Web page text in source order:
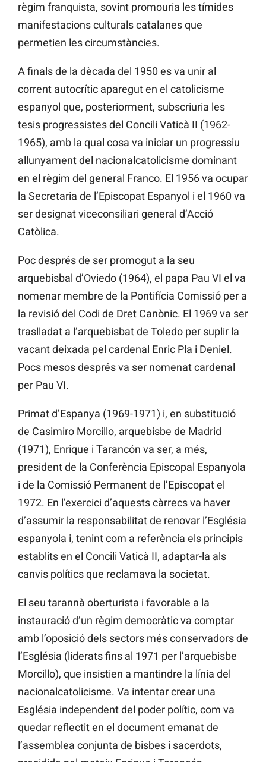
règim franquista, sovint promouria les tímides
manifestacions culturals catalanes que
permetien les circumstàncies.
A finals de la dècada del 1950 es va unir al
corrent autocrític aparegut en el catolicisme
espanyol que, posteriorment, subscriuria les
tesis progressistes del Concili Vaticà II (1962-
1965), amb la qual cosa va iniciar un progressiu
allunyament del nacionalcatolicisme dominant
en el règim del general Franco. El 1956 va ocupar
la Secretaria de l’Episcopat Espanyol i el 1960 va
ser designat viceconsiliari general d’Acció
Catòlica.
Poc després de ser promogut a la seu
arquebisbal d’Oviedo (1964), el papa Pau VI el va
nomenar membre de la Pontifícia Comissió per a
la revisió del Codi de Dret Canònic. El 1969 va ser
traslladat a l’arquebisbat de Toledo per suplir la
vacant deixada pel cardenal Enric Pla i Deniel.
Pocs mesos després va ser nomenat cardenal
per Pau VI.
Primat d’Espanya (1969-1971) i, en substitució
de Casimiro Morcillo, arquebisbe de Madrid
(1971), Enrique i Tarancón va ser, a més,
president de la Conferència Episcopal Espanyola
i de la Comissió Permanent de l’Episcopat el
1972. En l’exercici d’aquests càrrecs va haver
d’assumir la responsabilitat de renovar l’Església
espanyola i, tenint com a referència els principis
establits en el Concili Vaticà II, adaptar-la als
canvis polítics que reclamava la societat.
El seu tarannà oberturista i favorable a la
instauració d’un règim democràtic va comptar
amb l’oposició dels sectors més conservadors de
l’Església (liderats fins al 1971 per l’arquebisbe
Morcillo), que insistien a mantindre la línia del
nacionalcatolicisme. Va intentar crear una
Església independent del poder polític, com va
quedar reflectit en el document emanat de
l’assemblea conjunta de bisbes i sacerdots,